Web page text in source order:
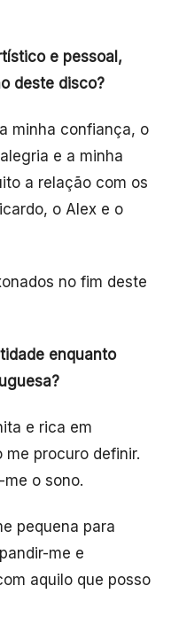
e pessoal,
deste disco?
minha confiança, o
e a minha
a relação com os
o Alex e o
no fim deste
enquanto
e rica em
procuro definir.
o sono.
pequena para
me e
aquilo que posso